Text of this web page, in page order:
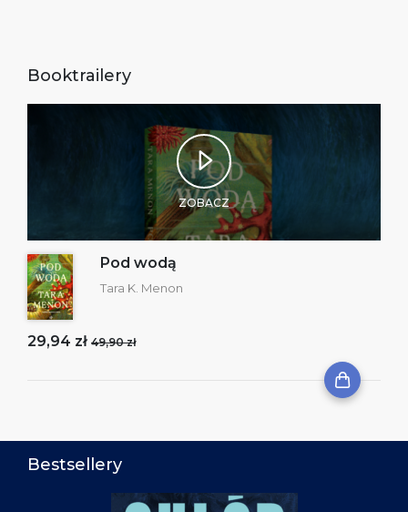
Booktrailery
ZOBACZ
Pod wodą
Tara K. Menon
29,94 zł 49,90 zł
Bestsellery